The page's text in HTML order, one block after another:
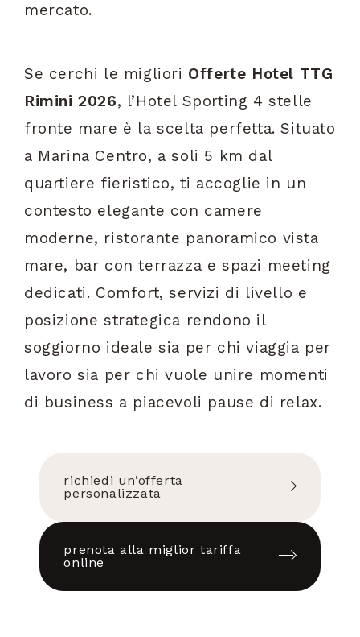
mercato.
Se cerchi le migliori Offerte Hotel TTG
Rimini 2026, l’Hotel Sporting 4 stelle
fronte mare è la scelta perfetta. Situato
a Marina Centro, a soli 5 km dal
quartiere fieristico, ti accoglie in un
contesto elegante con camere
moderne, ristorante panoramico vista
mare, bar con terrazza e spazi meeting
dedicati. Comfort, servizi di livello e
posizione strategica rendono il
soggiorno ideale sia per chi viaggia per
lavoro sia per chi vuole unire momenti
di business a piacevoli pause di relax.
richiedi un’offerta
personalizzata
prenota alla miglior tariffa
online